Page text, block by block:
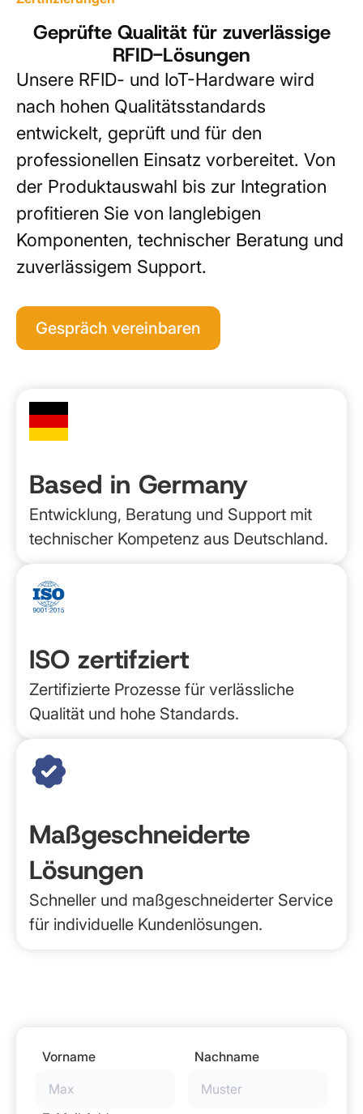
Geprüfte Qualität für zuverlässige
RFID-Lösungen
Unsere RFID- und IoT-Hardware wird
nach hohen Qualitätsstandards
entwickelt, geprüft und für den
professionellen Einsatz vorbereitet. Von
der Produktauswahl bis zur Integration
profitieren Sie von langlebigen
Komponenten, technischer Beratung und
zuverlässigem Support.
Gespräch vereinbaren
Based in Germany
Entwicklung, Beratung und Support mit
technischer Kompetenz aus Deutschland.
ISO zertifziert
Zertifizierte Prozesse für verlässliche
Qualität und hohe Standards.
Maßgeschneiderte
Lösungen
Schneller und maßgeschneiderter Service
für individuelle Kundenlösungen.
Vorname Nachname